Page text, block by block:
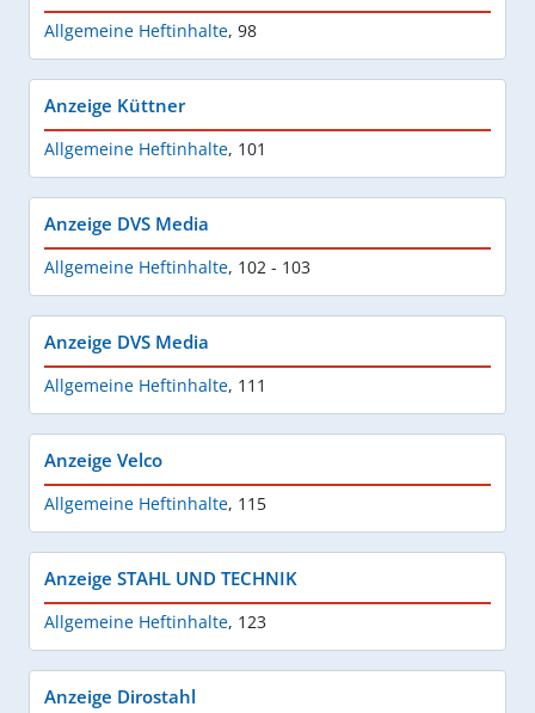
Allgemeine Heftinhalte, 98
Anzeige Küttner
Allgemeine Heftinhalte, 101
Anzeige DVS Media
Allgemeine Heftinhalte, 102 - 103
Anzeige DVS Media
Allgemeine Heftinhalte, 111
Anzeige Velco
Allgemeine Heftinhalte, 115
Anzeige STAHL UND TECHNIK
Allgemeine Heftinhalte, 123
Anzeige Dirostahl